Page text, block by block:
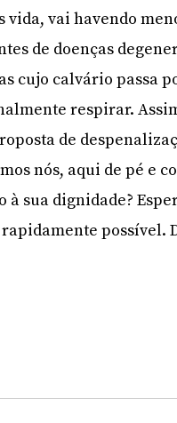
vida, vai havendo
de doenças
cujo calvário passa
respirar.
de
nós, aqui de pé e
à sua dignidade?
possível.